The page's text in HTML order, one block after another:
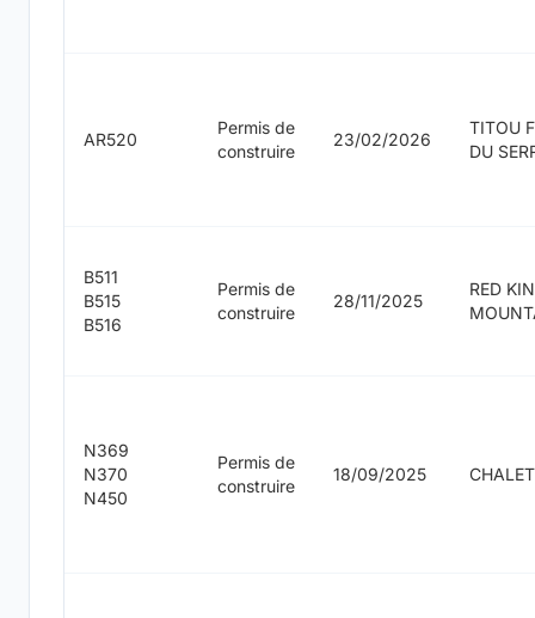
AR520
Permis de
construire
23/02/2026
TITOU
DU
B511
B515
B516
Permis de
construire
28/11/2025
RED
N369
N370
N450
Permis de
construire
18/09/2025